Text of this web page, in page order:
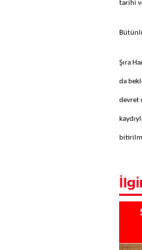
tarihi
Şıra
da
devret